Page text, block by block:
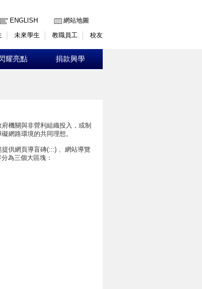
ENGLISH
網站地圖
未來學生 教職員工 校友
耀亮點 捐款興學
機關與非營利組織投入，或制
網路環境的共同理想。
供網頁導盲磚(:::) 、網站導覽
為三個大區塊：